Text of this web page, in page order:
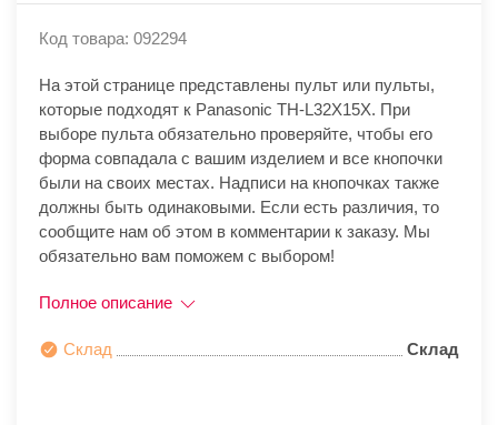
Код товара: 092294
На этой странице представлены пульт или пульты,
которые подходят к Panasonic TH-L32X15X. При
выборе пульта обязательно проверяйте, чтобы его
форма совпадала с вашим изделием и все кнопочки
были на своих местах. Надписи на кнопочках также
должны быть одинаковыми. Если есть различия, то
сообщите нам об этом в комментарии к заказу. Мы
обязательно вам поможем с выбором!
Полное описание
Склад Склад